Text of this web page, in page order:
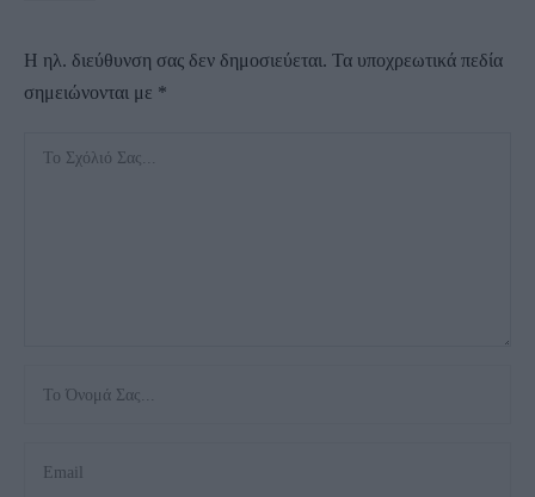
Η ηλ. διεύθυνση σας δεν δημοσιεύεται. Τα υποχρεωτικά πεδία
σημειώνονται με *